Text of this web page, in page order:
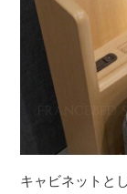
キャビネットと